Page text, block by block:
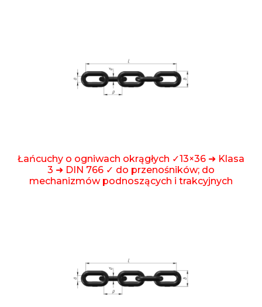
Łańcuchy o ogniwach okrągłych ✓13×36 ➜ Klasa
3 ➜ DIN 766 ✓ do przenośników; do
mechanizmów podnoszących i trakcyjnych